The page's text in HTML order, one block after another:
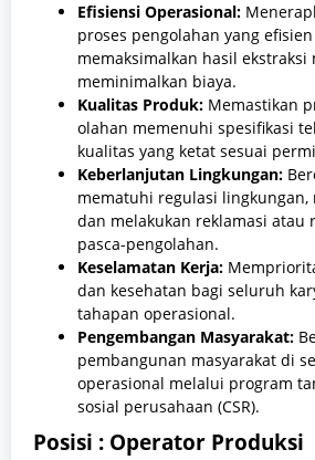
Efisiensi Operasional:
proses pengolahan yang
memaksimalkan hasil ekstraksi
meminimalkan biaya.
Kualitas Produk: Memastikan
olahan memenuhi spesifikasi
kualitas yang ketat sesuai
Keberlanjutan Lingkungan:
mematuhi regulasi lingkungan,
dan melakukan reklamasi atau
pasca-pengolahan.
Keselamatan Kerja:
dan kesehatan bagi seluruh
tahapan operasional.
Pengembangan Masyarakat:
pembangunan masyarakat di
operasional melalui program
sosial perusahaan (CSR).
Posisi : Operator Produksi